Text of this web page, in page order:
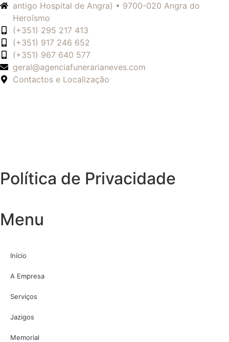
antigo Hospital de Angra) • 9700-020 Angra do
Heroísmo
(+351) 295 217 413
(+351) 917 246 652
(+351) 967 640 577
geral@agenciafunerarianeves.com
Contactos e Localização
Política de Privacidade
Menu
Início
A Empresa
Serviços
Jazigos
Memorial